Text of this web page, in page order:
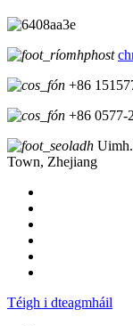
+86
+86 0577-
Town, Zhejiang
Téigh i dteagmháil